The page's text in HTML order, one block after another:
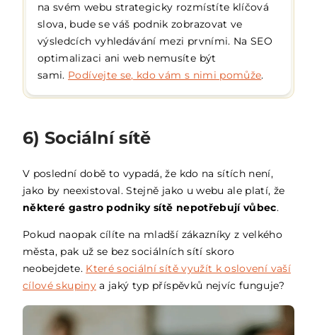
na svém webu strategicky rozmístíte klíčová
slova, bude se váš podnik zobrazovat ve
výsledcích vyhledávání mezi prvními. Na SEO
optimalizaci ani web nemusíte být
sami. Podívejte se, kdo vám s nimi pomůže.
6) Sociální sítě
V poslední době to vypadá, že kdo na sítích není,
jako by neexistoval. Stejně jako u webu ale platí, že
některé gastro podniky sítě nepotřebují vůbec.
Pokud naopak cílíte na mladší zákazníky z velkého
města, pak už se bez sociálních sítí skoro
neobejdete. Které sociální sítě využít k oslovení vaší
cílové skupinya jaký typ příspěvků nejvíc funguje?